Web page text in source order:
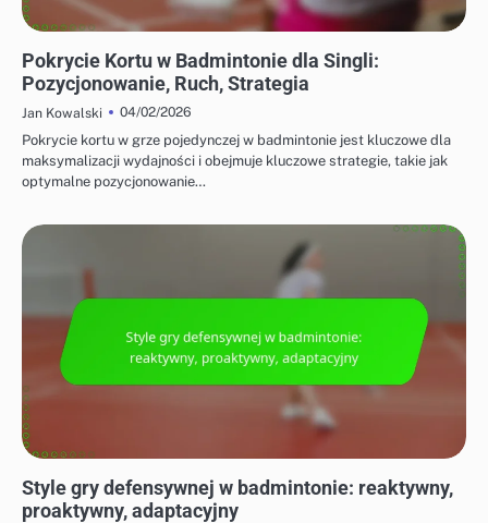
Pokrycie Kortu w Badmintonie dla Singli:
Pozycjonowanie, Ruch, Strategia
Jan Kowalski
04/02/2026
Pokrycie kortu w grze pojedynczej w badmintonie jest kluczowe dla
maksymalizacji wydajności i obejmuje kluczowe strategie, takie jak
optymalne pozycjonowanie…
Style gry defensywnej w badmintonie: reaktywny,
proaktywny, adaptacyjny